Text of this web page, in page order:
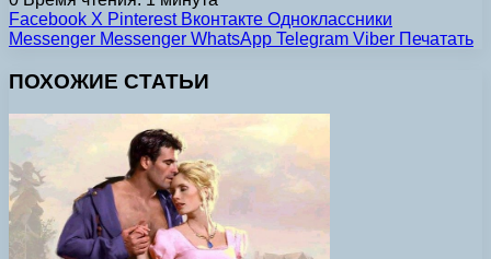
Facebook X Pinterest Вконтакте Одноклассники
Messenger Messenger WhatsApp Telegram Viber Печатать
ПОХОЖИЕ СТАТЬИ